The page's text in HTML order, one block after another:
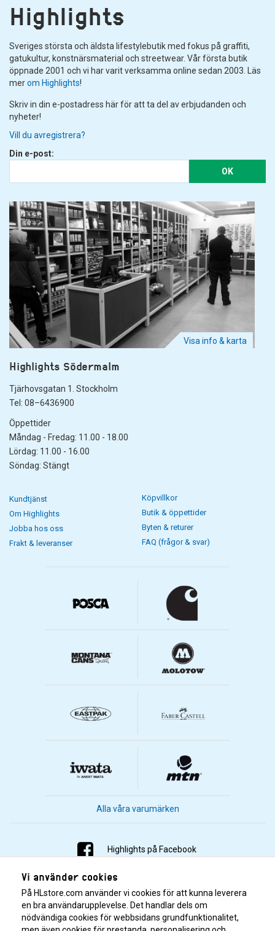
Highlights
Sveriges största och äldsta lifestylebutik med fokus på graffiti,
gatukultur, konstnärsmaterial och streetwear. Vår första butik
öppnade 2001 och vi har varit verksamma online sedan 2003. Läs
merom Highlights!
Skriv in din e-postadress här för att ta del av erbjudanden och
nyheter!
Vill du avregistrera?
Din e-post:
OK
Visa info & karta
Highlights Södermalm
Tjärhovsgatan 1. Stockholm
Tel: 08–6436900
Öppettider
Måndag - Fredag: 11.00 - 18.00
Lördag: 11.00 - 16.00
Söndag: Stängt
Kundtjänst
Om Highlights
Jobba hos oss
Frakt & leveranser
Köpvillkor
Butik & öppettider
Byten & returer
FAQ (frågor & svar)
Alla våra varumärken
Highlights på Facebook
Highlights på Instagram
Highlights på Youtube
Vi använder cookies
På HLstore.com använder vi cookies för att kunna leverera
en bra användarupplevelse. Det handlar dels om
nödvändiga cookies för webbsidans grundfunktionalitet,